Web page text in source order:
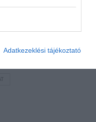
Adatkezeklési tájékoztató